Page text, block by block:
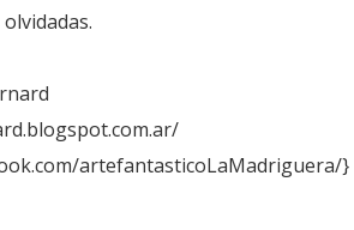
artefantasticoLaMadriguera/}